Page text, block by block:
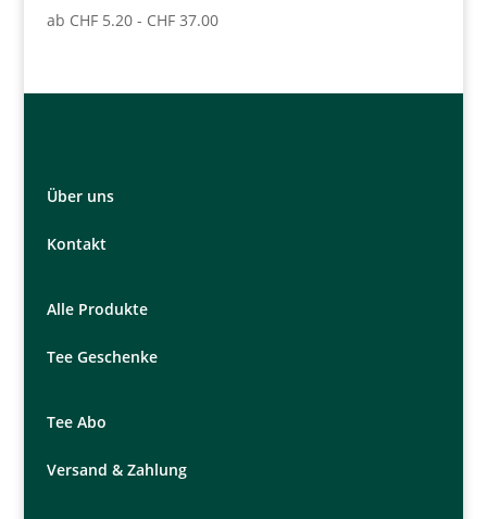
ab CHF5.20- CHF37.00
Über uns
Kontakt
Alle Produkte
Tee Geschenke
Tee Abo
Versand & Zahlung